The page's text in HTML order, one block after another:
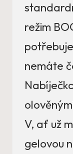
režim
nemáte
V, ať už
gelovou